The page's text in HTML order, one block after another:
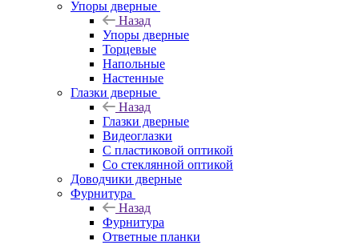
Упоры дверные
Назад
Упоры дверные
Торцевые
Напольные
Настенные
Глазки дверные
Назад
Глазки дверные
Видеоглазки
С пластиковой оптикой
Со стеклянной оптикой
Доводчики дверные
Фурнитура
Назад
Фурнитура
Ответные планки